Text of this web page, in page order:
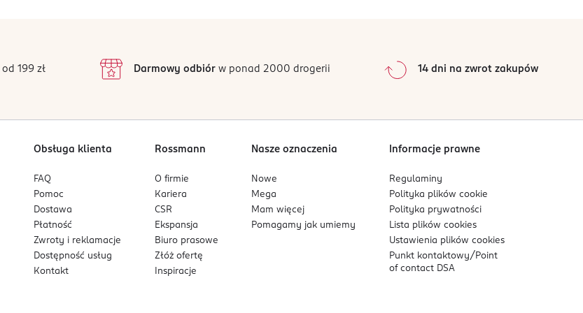
2
1
0%
Sortowanie wgdata: od najnowszej
od 199 zł Darmowy odbiórw ponad 2000 drogerii 14 dni na zwrot zakupów
Obsługa klienta
FAQ
Pomoc
Dostawa
Płatność
Zwroty i reklamacje
Dostępność usług
Kontakt
Rossmann
O firmie
Kariera
CSR
Ekspansja
Biuro prasowe
Złóż ofertę
Inspiracje
Nasze oznaczenia
Nowe
Mega
Mam więcej
Pomagamy jak umiemy
Informacje prawne
Regulaminy
Polityka plikówcookie
Polityka prywatności
Lista plikówcookies
Ustawienia plikówcookies
Punkt kontaktowy/ Point
of contact DSA